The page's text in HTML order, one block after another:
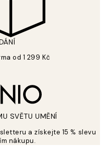
od 1 299 Kč
SVĚTU UMĚNÍ
a získejte 15 % slevu
nákupu.